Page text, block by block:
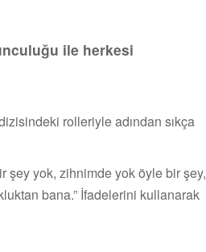
ile herkesi
rolleriyle adından sıkça
şey yok, zihnimde yok öyle bir şey,
bana.” İfadelerini kullanarak